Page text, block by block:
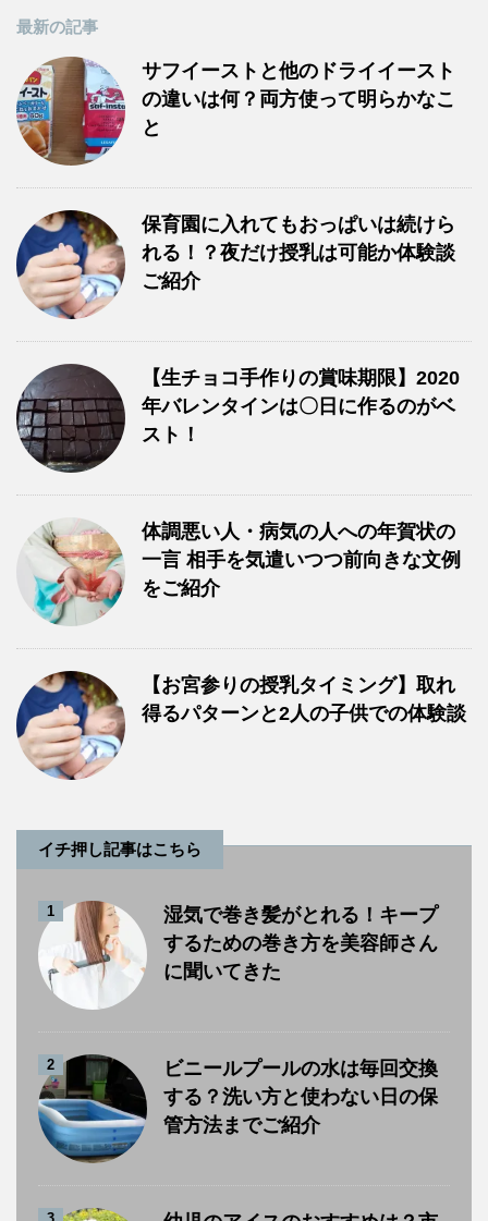
最新の記事
サフイーストと他のドライイースト
の違いは何？両方使って明らかなこ
と
保育園に入れてもおっぱいは続けら
れる！？夜だけ授乳は可能か体験談
ご紹介
【生チョコ手作りの賞味期限】2020
年バレンタインは〇日に作るのがベ
スト！
体調悪い人・病気の人への年賀状の
一言 相手を気遣いつつ前向きな文例
をご紹介
【お宮参りの授乳タイミング】取れ
得るパターンと2人の子供での体験談
イチ押し記事はこちら
1
湿気で巻き髪がとれる！キープ
するための巻き方を美容師さん
に聞いてきた
2
ビニールプールの水は毎回交換
する？洗い方と使わない日の保
管方法までご紹介